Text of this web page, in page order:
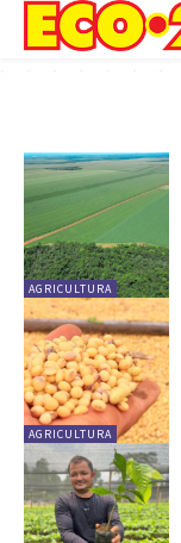
AGRICULTURA
AGRICULTURA